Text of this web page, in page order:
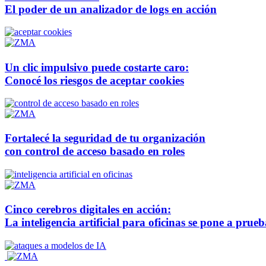
El poder de un analizador de logs en acción
Un clic impulsivo puede costarte caro:
Conocé los riesgos de aceptar cookies
Fortalecé la seguridad de tu organización
con control de acceso basado en roles
Cinco cerebros digitales en acción:
La inteligencia artificial para oficinas se pone a